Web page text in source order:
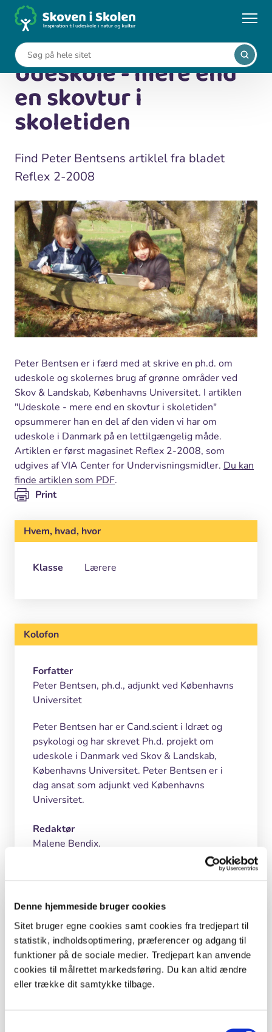
Denne hjemmeside bruger cookies
Sitet bruger egne cookies samt cookies fra tredjepart til
statistik, indholdsoptimering, præferencer og adgang til
funktioner på de sociale medier. Tredjepart kan anvende
cookies til målrettet markedsføring. Du kan altid ændre
eller trække dit samtykke tilbage.
...
Viden om udeskole
Udeskole - mere end
en skovtur i
skoletiden
Find Peter Bentsens artiklel fra bladet
Reflex 2-2008
Peter Bentsen er i færd med at skrive en ph.d. om
udeskole og skolernes brug af grønne områder ved
Skov & Landskab, Københavns Universitet. I artiklen
"Udeskole - mere end en skovtur i skoletiden"
opsummerer han en del af den viden vi har om
udeskole i Danmark på en lettilgængelig måde.
Artiklen er først magasinet Reflex 2-2008, som
udgives af VIA Center for Undervisningsmidler. Du kan
finde artiklen som PDF.
Print
Hvem, hvad, hvor
Klasse Lærere
Kolofon
Forfatter
Peter Bentsen, ph.d., adjunkt ved Københavns
Universitet
Peter Bentsen har er Cand.scient i Idræt og
psykologi og har skrevet Ph.d. projekt om
udeskole i Danmark ved Skov & Landskab,
Københavns Universitet. Peter Bentsen er i
dag ansat som adjunkt ved Københavns
Universitet.
Redaktør
Malene Bendix.
Inspiration og lignende materialer
Lærere
Medier
Klimafilm